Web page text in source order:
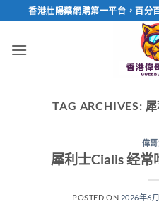
to
content
香港壯陽藥網購第一平台，百分
TAG ARCHIVES:
偉
犀利士Cialis 经常
POSTED ON 2026年6